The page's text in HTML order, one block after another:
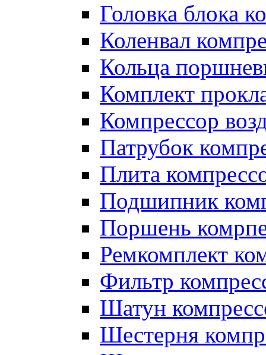
Головка блока
Коленвал
Кольца
Комплект
Компрессор
Патрубок
Плита
Подшипник
Поршень
Ремкомплект
Фильтр
Шатун
Шестерня